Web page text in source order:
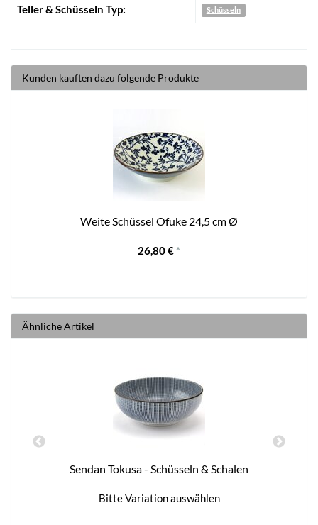
Teller & Schüsseln Typ: Schüsseln
Kunden kauften dazu folgende Produkte
Weite Schüssel Ofuke 24,5 cm Ø
26,80 € *
Ähnliche Artikel
Sendan Tokusa - Schüsseln & Schalen
Bitte Variation auswählen